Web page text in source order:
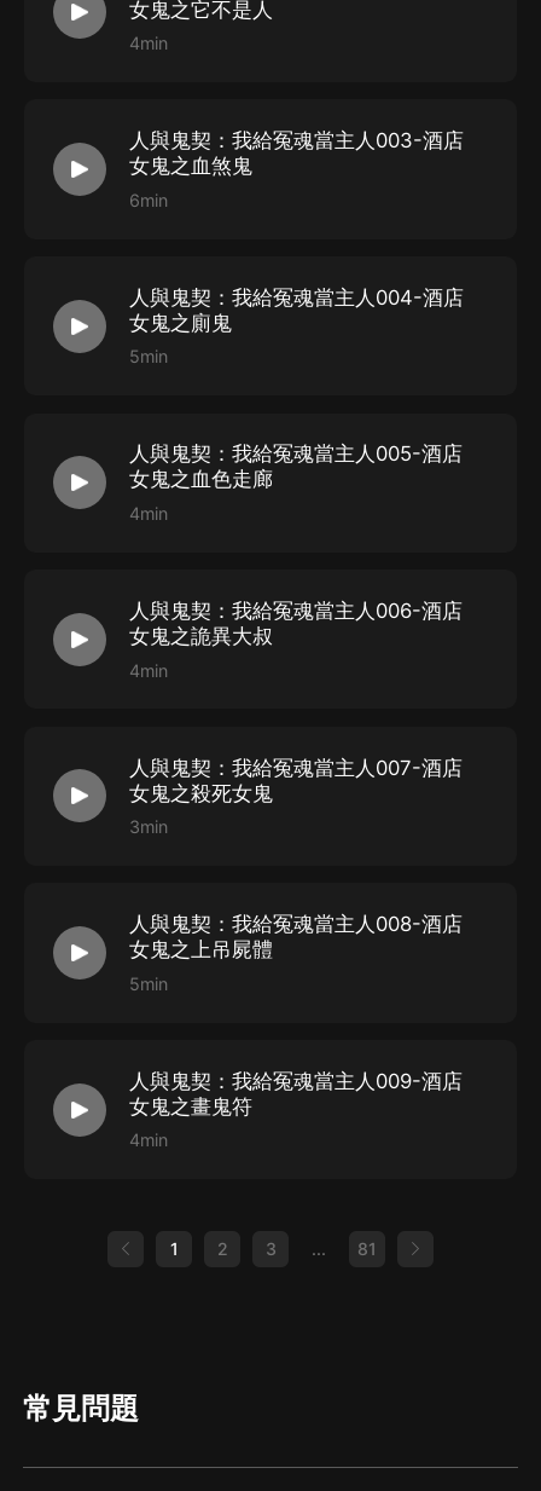
女鬼之它不是人
4min
人與鬼契：我給冤魂當主人003-酒店
女鬼之血煞鬼
6min
人與鬼契：我給冤魂當主人004-酒店
女鬼之廁鬼
5min
人與鬼契：我給冤魂當主人005-酒店
女鬼之血色走廊
4min
人與鬼契：我給冤魂當主人006-酒店
女鬼之詭異大叔
4min
人與鬼契：我給冤魂當主人007-酒店
女鬼之殺死女鬼
3min
人與鬼契：我給冤魂當主人008-酒店
女鬼之上吊屍體
5min
人與鬼契：我給冤魂當主人009-酒店
女鬼之畫鬼符
4min
1 2 3 ... 81
常見問題